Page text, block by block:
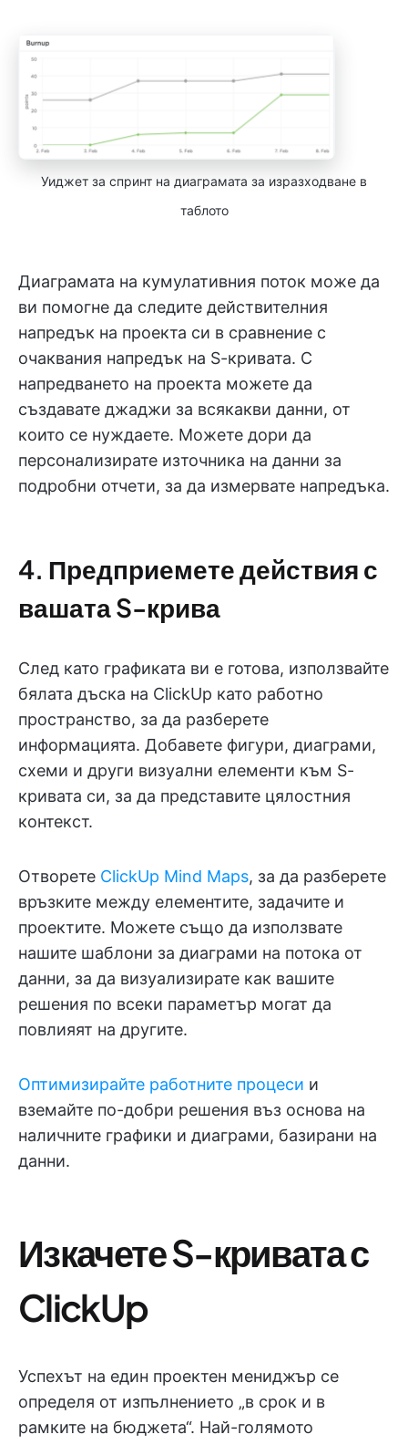
Уиджет за спринт на диаграмата за изразходване в
таблото
Диаграмата на кумулативния поток може да
ви помогне да следите действителния
напредък на проекта си в сравнение с
очаквания напредък на S-кривата. С
напредването на проекта можете да
създавате джаджи за всякакви данни, от
които се нуждаете. Можете дори да
персонализирате източника на данни за
подробни отчети, за да измервате напредъка.
4. Предприемете действия с
вашата S-крива
След като графиката ви е готова, използвайте
бялата дъска на ClickUp като работно
пространство, за да разберете
информацията. Добавете фигури, диаграми,
схеми и други визуални елементи към S-
кривата си, за да представите цялостния
контекст.
Отворете ClickUp Mind Maps, за да разберете
връзките между елементите, задачите и
проектите. Можете също да използвате
нашите шаблони за диаграми на потока от
данни, за да визуализирате как вашите
решения по всеки параметър могат да
повлияят на другите.
Оптимизирайте работните процеси и
вземайте по-добри решения въз основа на
наличните графики и диаграми, базирани на
данни.
Изкачете S-кривата с
ClickUp
Успехът на един проектен мениджър се
определя от изпълнението „в срок и в
рамките на бюджета“. Най-голямото